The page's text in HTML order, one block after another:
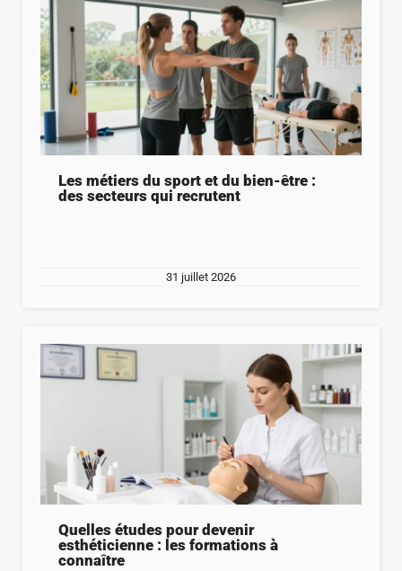
Les métiers du sport et du bien-être :
des secteurs qui recrutent
31 juillet 2026
Quelles études pour devenir
esthéticienne : les formations à
connaître